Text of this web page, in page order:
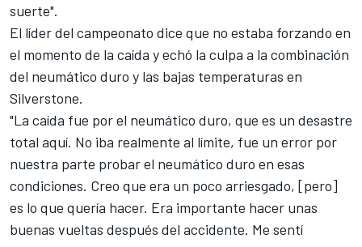
suerte".
El líder del campeonato dice que no estaba forzando en
el momento de la caída y echó la culpa a la combinación
del neumático duro y las bajas temperaturas en
Silverstone.
"La caída fue por el neumático duro, que es un desastre
total aquí. No iba realmente al límite, fue un error por
nuestra parte probar el neumático duro en esas
condiciones. Creo que era un poco arriesgado, [pero]
es lo que quería hacer. Era importante hacer unas
buenas vueltas después del accidente. Me sentí